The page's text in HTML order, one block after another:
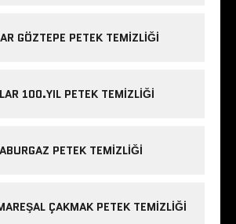
GÖZTEPE PETEK TEMIZLIĞI
100.YIL PETEK TEMIZLIĞI
PETEK TEMIZLIĞI
ÇAKMAK PETEK TEMIZLIĞI